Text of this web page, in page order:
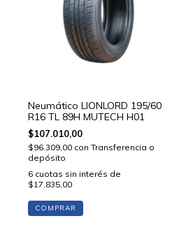
Neumático LIONLORD 195/60
R16 TL 89H MUTECH H01
$107.010,00
$96.309,00 con Transferencia o
depósito
6 cuotas sin interés de
$17.835,00
COMPRAR